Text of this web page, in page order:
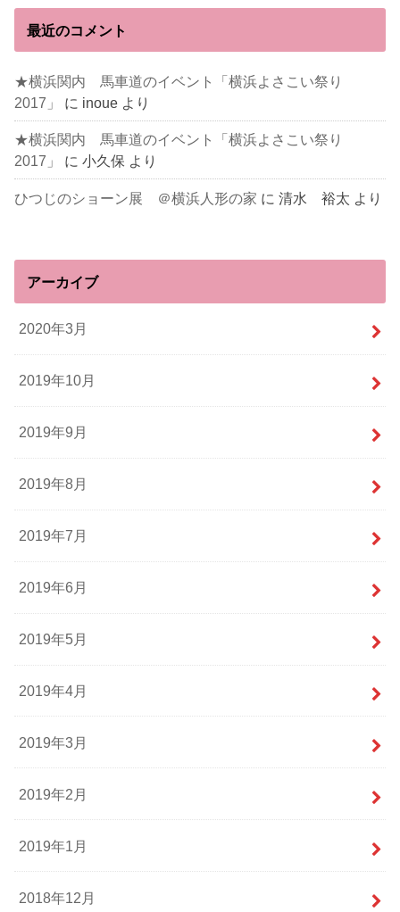
最近のコメント
★横浜関内 馬車道のイベント「横浜よさこい祭り
2017」
に inoue より
★横浜関内 馬車道のイベント「横浜よさこい祭り
2017」
に小久保 より
ひつじのショーン展 ＠横浜人形の家 に清水 裕太 より
アーカイブ
2020年3月
2019年10月
2019年9月
2019年8月
2019年7月
2019年6月
2019年5月
2019年4月
2019年3月
2019年2月
2019年1月
2018年12月